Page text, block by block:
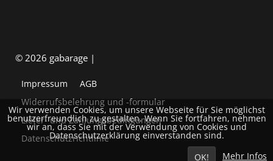
© 2026 gabarage |
Impressum
AGB
Widerrufsbelehrung und -formular
Liefer- und Zahlungsbedingungen
Datenschutzrichtlinie
Wir verwenden Cookies, um unsere Webseite für Sie möglichst
benutzerfreundlich zu gestalten. Wenn Sie fortfahren, nehmen
wir an, dass Sie mit der Verwendung von Cookies und
Datenschutzerklärung einverstanden sind.
OK!
Mehr Infos